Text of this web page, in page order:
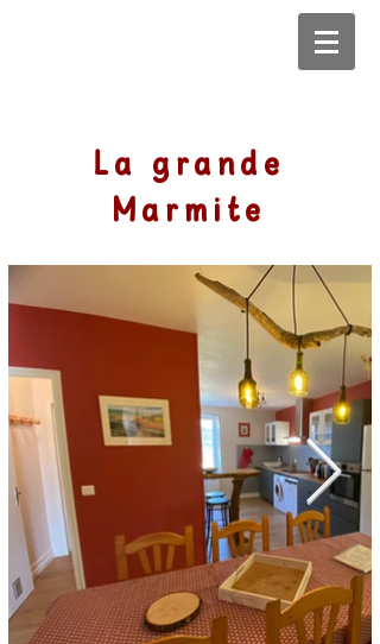
La grande
Marmite